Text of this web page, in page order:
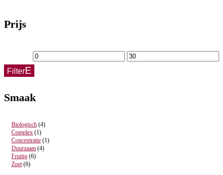
Prijs
Min. Max.
Filter
Smaak
Biologisch (4)
Complex (1)
Concentratie (1)
Duurzaam (4)
Fruitig (6)
Zoet (6)